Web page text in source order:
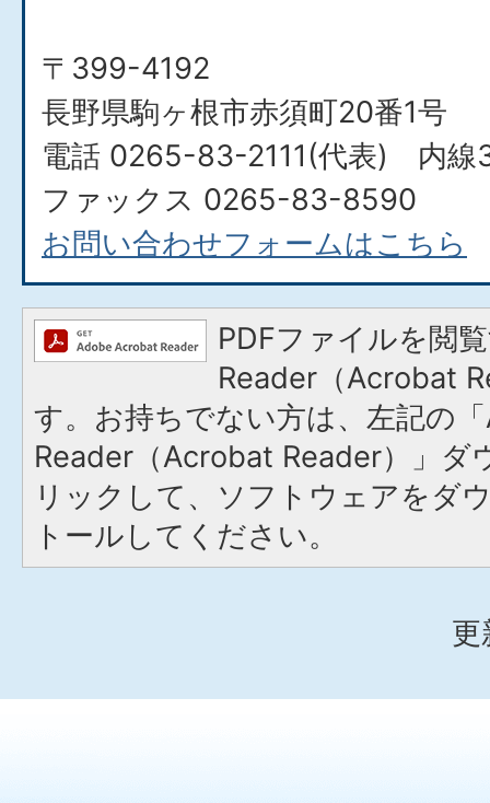
〒399-4192
長野県駒ヶ根市赤須町20番1号
電話 0265-83-2111(代表) 内線
ファックス 0265-83-8590
お問い合わせフォームはこちら
PDFファイルを閲
Reader（Acrobat
す。お持ちでない方は、左記の
Reader（Acrobat Reader）」ダ
リックして、ソフトウェアをダ
トールしてください。
更